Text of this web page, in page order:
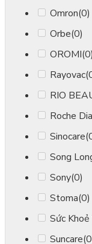
Omron(0)
Orbe(0)
OROMI(0)
Rayovac
RIO
Roche
Sinocare
Song
Sony(0)
Stoma(0)
Sức
Suncare